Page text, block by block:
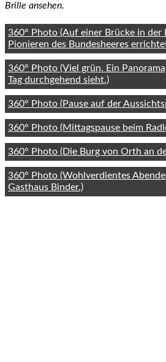
Brille ansehen.
360° Photo (Auf einer Brücke in der
Pionieren des Bundesheeres
360° Photo (Viel grün. Ein
Tag durchgehend sieht.)
360° Photo (Pause auf der
360° Photo (Mittagspause beim
360° Photo (Die Burg von Orth an
360° Photo (Wohlverdientes
Gasthaus Binder.)